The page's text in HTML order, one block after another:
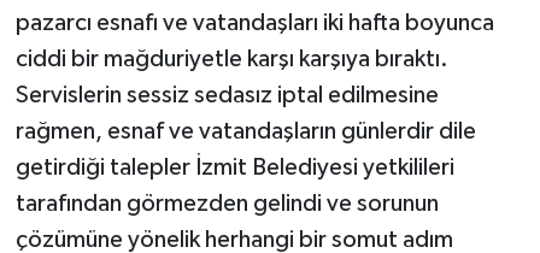
pazarcı esnafı ve vatandaşları iki hafta boyunca
ciddi bir mağduriyetle karşı karşıya bıraktı.
Servislerin sessiz sedasız iptal edilmesine
rağmen, esnaf ve vatandaşların günlerdir dile
getirdiği talepler İzmit Belediyesi yetkilileri
tarafından görmezden gelindi ve sorunun
çözümüne yönelik herhangi bir somut adım